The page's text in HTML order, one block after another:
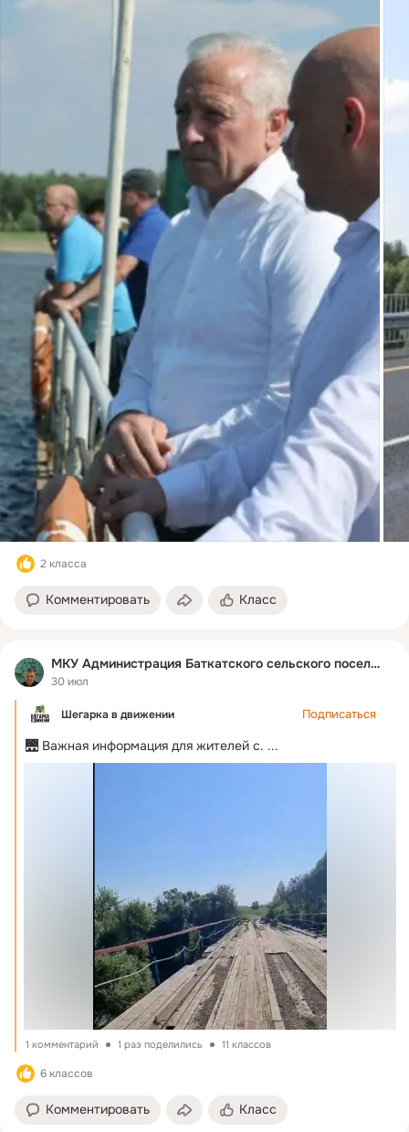
2 класса
Комментировать Класс
МКУ Администрация Баткатского сельского поселения
30 июл
Шегарка в движении Подписаться
🌉 Важная информация для жителей с. ...
1 комментарий 1 раз поделились 11 классов
6 классов
Комментировать Класс